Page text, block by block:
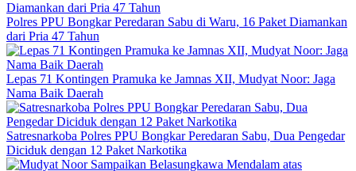
Polres PPU Bongkar Peredaran Sabu di Waru, 16 Paket Diamankan
dari Pria 47 Tahun
Lepas 71 Kontingen Pramuka ke Jamnas XII, Mudyat Noor: Jaga
Nama Baik Daerah
Satresnarkoba Polres PPU Bongkar Peredaran Sabu, Dua Pengedar
Diciduk dengan 12 Paket Narkotika